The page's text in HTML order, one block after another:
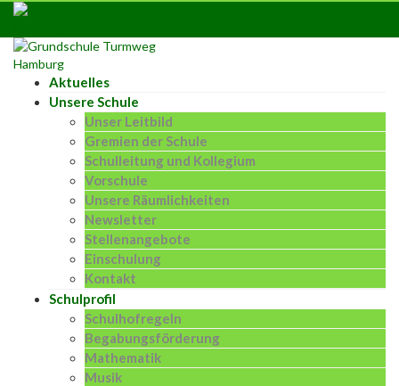
Skip
content
Aktuelles
Unsere Schule
Unser Leitbild
Gremien der Schule
Schulleitung und Kollegium
Vorschule
Unsere Räumlichkeiten
Newsletter
Stellenangebote
Einschulung
Kontakt
Schulprofil
Schulhofregeln
Begabungsförderung
Mathematik
Musik